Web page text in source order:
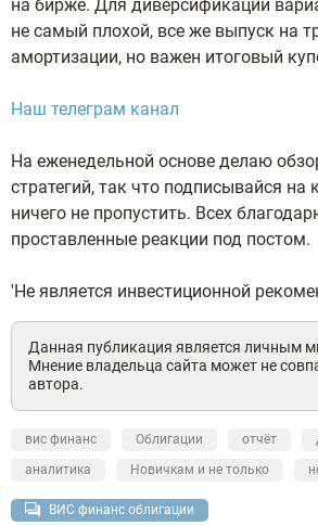
на бирже. Для диверсификации
не самый плохой, все же выпуск на
амортизации, но важен итоговый
Наш телеграм канал
На еженедельной основе делаю
стратегий, так что подписывайся на
ничего не пропустить. Всех
проставленные реакции под постом.
'Не является инвестиционной
Данная публикация является личным
Мнение владельца сайта может не
автора.
вис финанс Облигации отчёт
аналитика
Новичкам и не только
ВИС финанс облигации